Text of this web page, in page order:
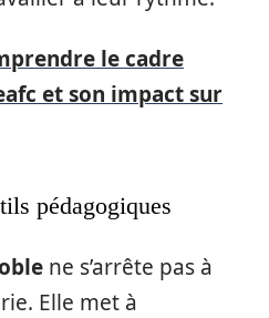
le cadre
et son impact sur
pédagogiques
ne s’arrête pas à
Elle met à